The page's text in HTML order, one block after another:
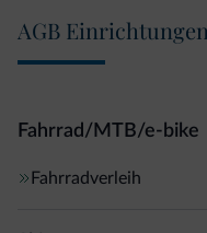
AGB
Fahrrad/MTB/e-bike
Fahrradverleih